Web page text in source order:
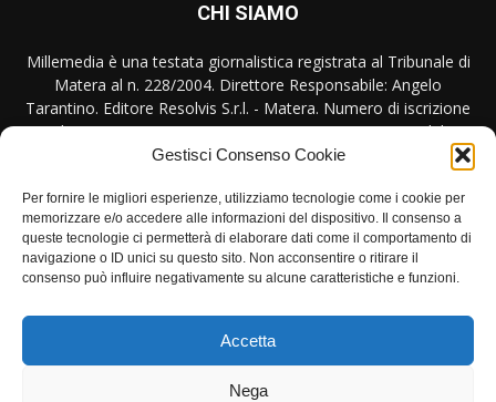
Gestisci Consenso Cookie
Per fornire le migliori esperienze, utilizziamo tecnologie come i cookie per
memorizzare e/o accedere alle informazioni del dispositivo. Il consenso a
queste tecnologie ci permetterà di elaborare dati come il comportamento di
navigazione o ID unici su questo sito. Non acconsentire o ritirare il
consenso può influire negativamente su alcune caratteristiche e funzioni.
Accetta
Nega
CHI SIAMO
Millemedia è una testata giornalistica registrata al Tribunale di
Matera al n. 228/2004. Direttore Responsabile: Angelo
Tarantino. Editore Resolvis S.r.l. - Matera. Numero di iscrizione
al ROC Registro Operatori Comunicazione n. 17440 del
31/10/2007
Contattaci:redazione@millemedia.it
SEGUICI